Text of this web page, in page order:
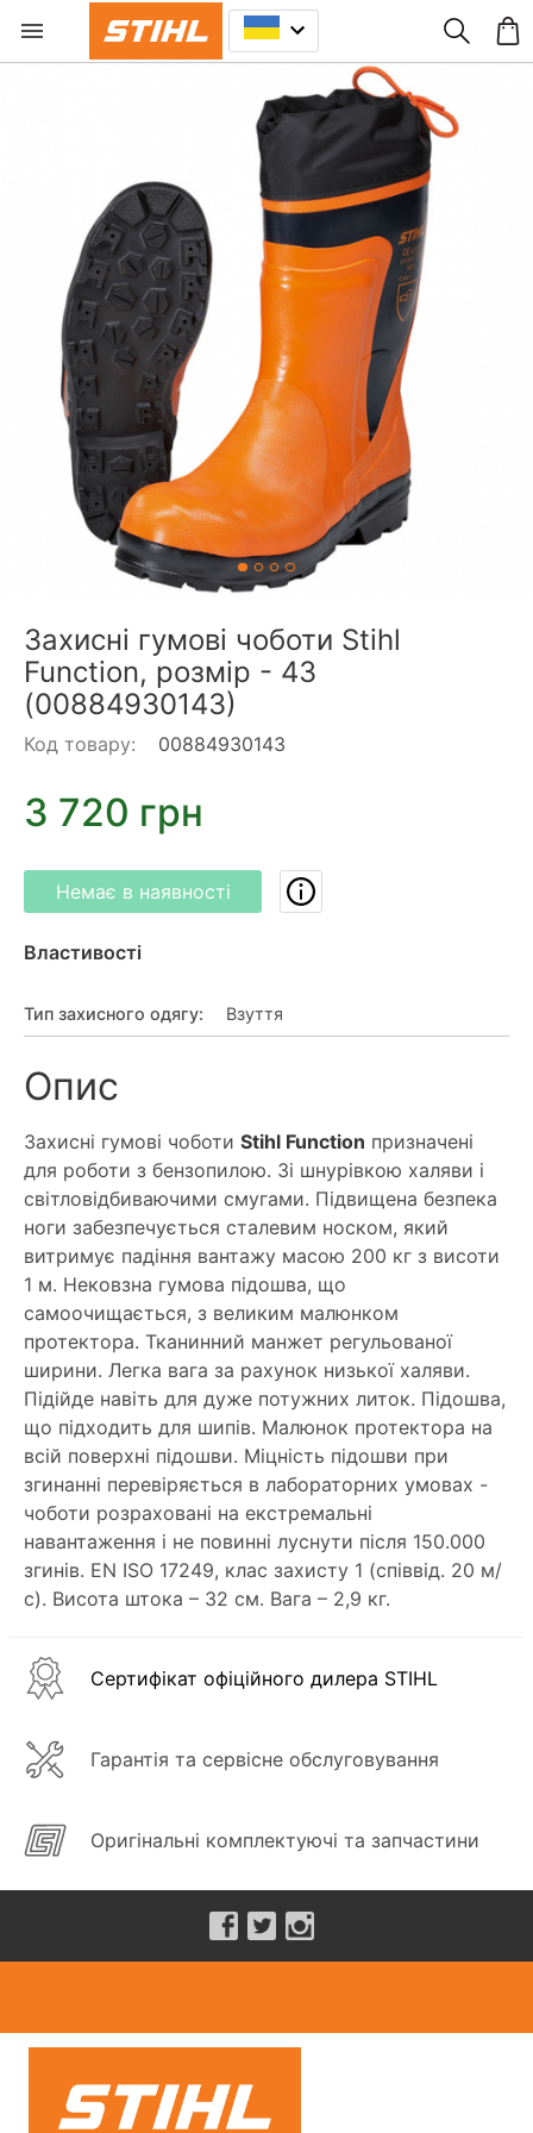
Захисні гумові чоботи Stihl
Function, розмір - 43
(00884930143)
Код товару: 00884930143
3 720 грн
Немає в наявності
Властивості
Тип захисного одягу: Взуття
Опис
Захисні гумові чоботи Stihl Function призначені
для роботи з бензопилою. Зі шнурівкою халяви і
світловідбиваючими смугами. Підвищена безпека
ноги забезпечується сталевим носком, який
витримує падіння вантажу масою 200 кг з висоти
1 м. Нековзна гумова підошва, що
самоочищається, з великим малюнком
протектора. Тканинний манжет регульованої
ширини. Легка вага за рахунок низької халяви.
Підійде навіть для дуже потужних литок. Підошва,
що підходить для шипів. Малюнок протектора на
всій поверхні підошви. Міцність підошви при
згинанні перевіряється в лабораторних умовах -
чоботи розраховані на екстремальні
навантаження і не повинні луснути після 150.000
згинів. EN ISO 17249, клас захисту 1 (співвід. 20 м/
с). Висота штока – 32 см. Вага – 2,9 кг.
Сертифікат офіційного дилера STIHL
Гарантія та сервісне обслуговування
Оригінальні комплектуючі та запчастини